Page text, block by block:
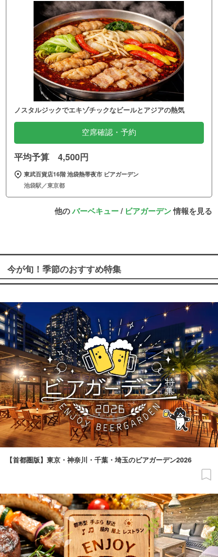
ノスタルジックでエキゾチックなビールとアジアの熱気
空席確認・予約
平均予算 4,500円
東武百貨店16階 池袋熱帯夜市 ビアガーデン
池袋駅／東京都
他のバーベキュー/ ビアガーデン情報を見る
今が旬！季節のおすすめ特集
【首都圏版】東京・神奈川・千葉・埼玉のビアガーデン2026